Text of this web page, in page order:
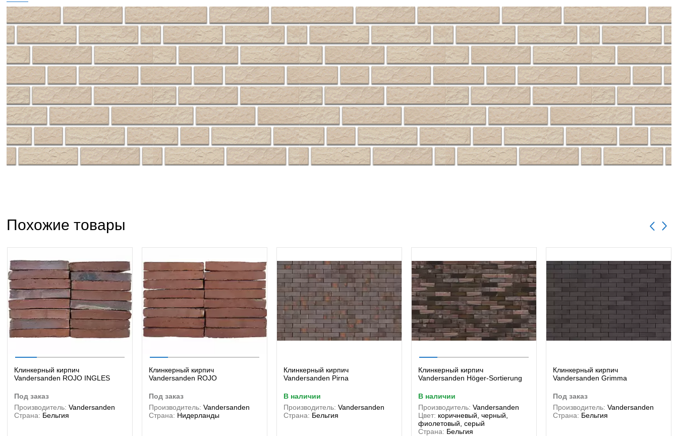
Похожие товары
Клинкерный кирпич
Vandersanden ROJO INGLES
под заказ
Производитель: Vandersanden
Страна: Бельгия
Клинкерный кирпич
Vandersanden ROJO
под заказ
Производитель: Vandersanden
Страна: Нидерланды
Клинкерный кирпич
Vandersanden Pirna
в наличии
Производитель: Vandersanden
Страна: Бельгия
Клинкерный кирпич
Vandersanden Höger-Sortierung
в наличии
Производитель: Vandersanden
Цвет: коричневый, черный,
фиолетовый, серый
Страна: Бельгия
Клинкерный кирпич
Vandersanden Grimma
под заказ
Производитель: Vandersanden
Страна: Бельгия